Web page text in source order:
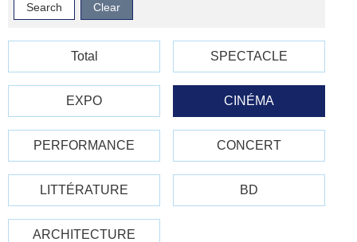
Total SPECTACLE
EXPO CINÉMA
PERFORMANCE CONCERT
LITTÉRATURE BD
ARCHITECTURE